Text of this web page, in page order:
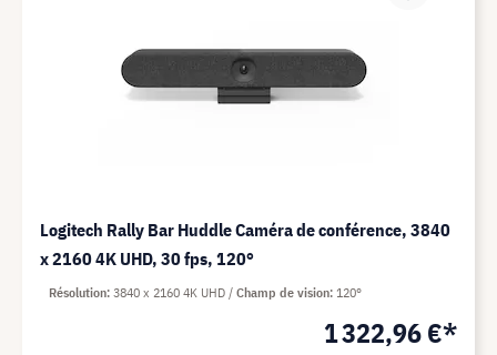
Logitech Rally Bar Huddle Caméra de conférence, 3840
x 2160 4K UHD, 30 fps, 120°
1 322,96 €*
Résolution 3840 x 2160 4K UHD Champ de vision 120°